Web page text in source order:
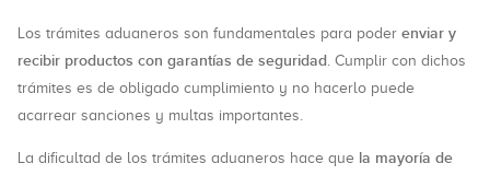
Los trámites aduaneros son fundamentales para poder enviar y
recibir productos con garantías de seguridad. Cumplir con dichos
trámites es de obligado cumplimiento y no hacerlo puede
acarrear sanciones y multas importantes.
La dificultad de los trámites aduaneros hace que la mayoría de